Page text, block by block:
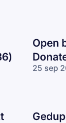
Open
25 sep